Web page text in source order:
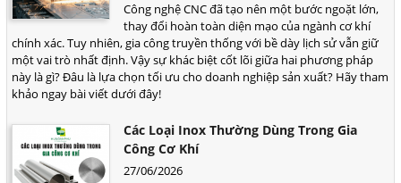
Công nghệ CNC đã tạo nên một bước ngoặt lớn,
thay đổi hoàn toàn diện mạo của ngành cơ khí
chính xác. Tuy nhiên, gia công truyền thống với bề dày lịch sử vẫn giữ
một vai trò nhất định. Vậy sự khác biệt cốt lõi giữa hai phương pháp
này là gì? Đâu là lựa chọn tối ưu cho doanh nghiệp sản xuất? Hãy tham
khảo ngay bài viết dưới đây!
Các Loại Inox Thường Dùng Trong Gia
Công Cơ Khí
27/06/2026